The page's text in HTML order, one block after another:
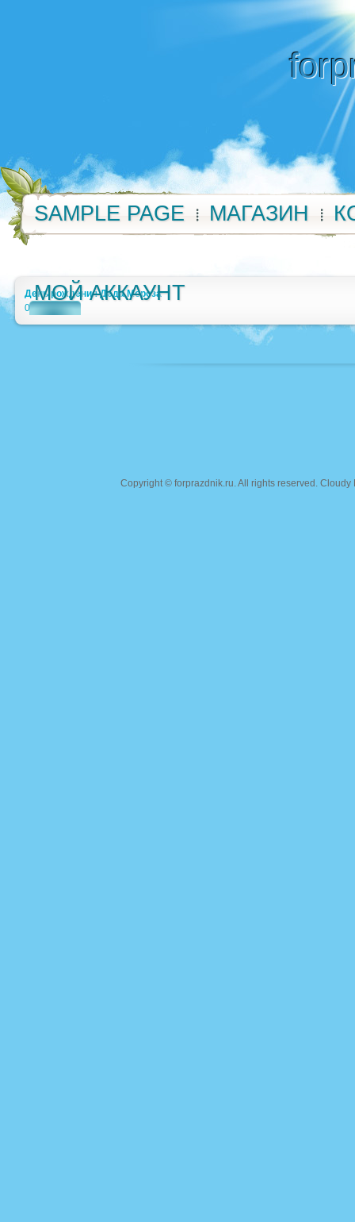
SAMPLE PAGE МАГАЗИН
МОЙ АККАУНТ
День рождения Деда Мороза
0
Copyright © forprazdnik.ru. All rights reserved.